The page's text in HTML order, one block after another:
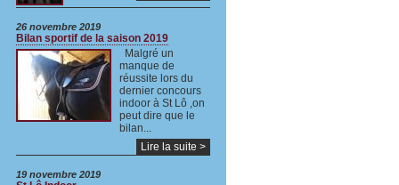
26 novembre 2019
Bilan sportif de la saison 2019
Malgré un
manque de
réussite lors du
dernier concours
indoor à St Lô ,on
peut dire que le
bilan...
Lire la suite >
19 novembre 2019